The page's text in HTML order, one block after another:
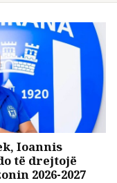
Ioannis
të drejtojë
2026-2027